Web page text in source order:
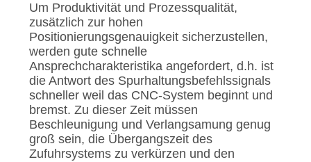
Um Produktivität und Prozessqualität,
zusätzlich zur hohen
Positionierungsgenauigkeit sicherzustellen,
werden gute schnelle
Ansprechcharakteristika angefordert, d.h. ist
die Antwort des Spurhaltungsbefehlssignals
schneller weil das CNC-System beginnt und
bremst. Zu dieser Zeit müssen
Beschleunigung und Verlangsamung genug
groß sein, die Übergangszeit des
Zufuhrsystems zu verkürzen und den